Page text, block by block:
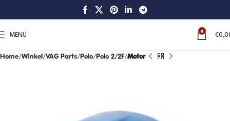
MENU 0 €
Home Winkel VAG Parts Polo Polo 2/2F Motor